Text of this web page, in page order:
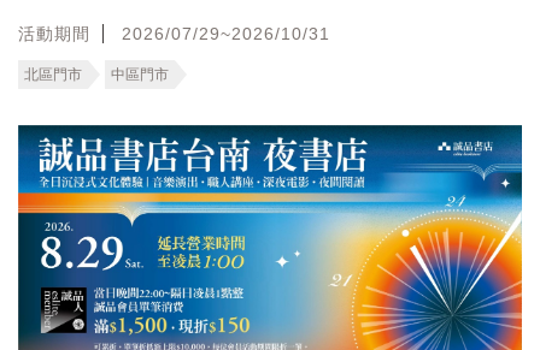
活動期間 2026/07/29~2026/10/31
北區門市 中區門市